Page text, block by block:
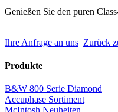
Genießen Sie den puren
Ihre Anfrage an uns Zurück
Produkte
B&W 800 Serie Diamond
Accuphase Sortiment